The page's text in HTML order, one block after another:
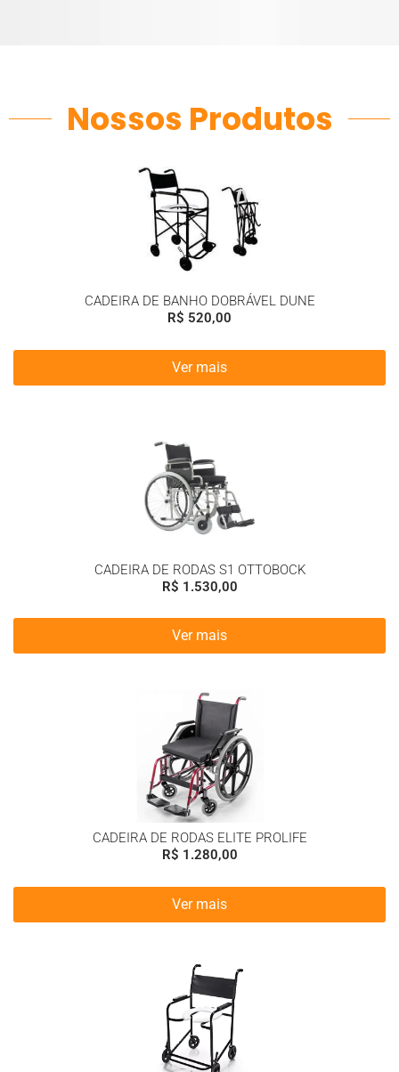
Nossos Produtos
CADEIRA DE BANHO DOBRÁVEL DUNE
R$ 520,00
Ver mais
CADEIRA DE RODAS S1 OTTOBOCK
R$ 1.530,00
Ver mais
CADEIRA DE RODAS ELITE PROLIFE
R$ 1.280,00
Ver mais